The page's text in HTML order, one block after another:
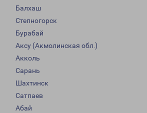
Балхаш
Степногорск
Бурабай
Аксу (Акмолинская обл.)
Акколь
Сарань
Шахтинск
Сатпаев
Абай